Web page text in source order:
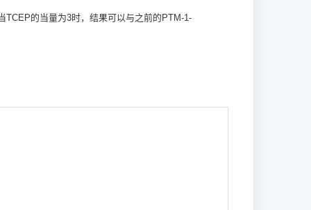
TCEP的当量为3时，结果可以与之前的PTM-1-